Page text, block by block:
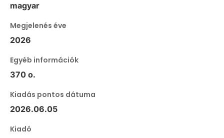
magyar
Megjelenés éve
2026
Egyéb információk
370 o.
Kiadás pontos dátuma
2026.06.05
Kiadó